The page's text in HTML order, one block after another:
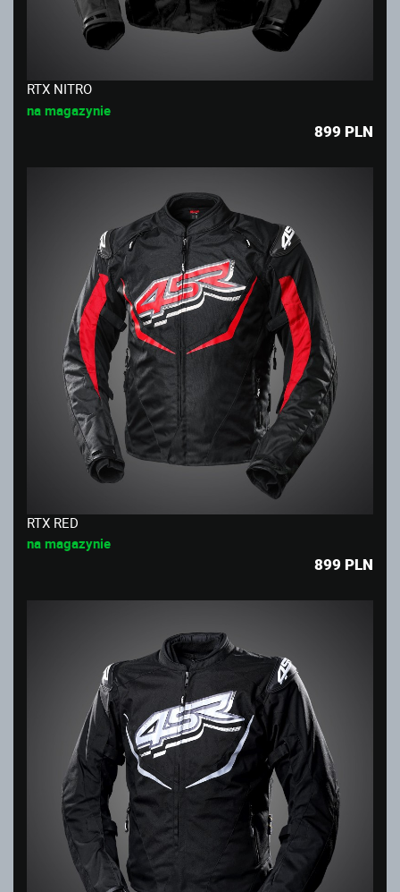
RTX NITRO
na magazynie
899 PLN
RTX RED
na magazynie
899 PLN